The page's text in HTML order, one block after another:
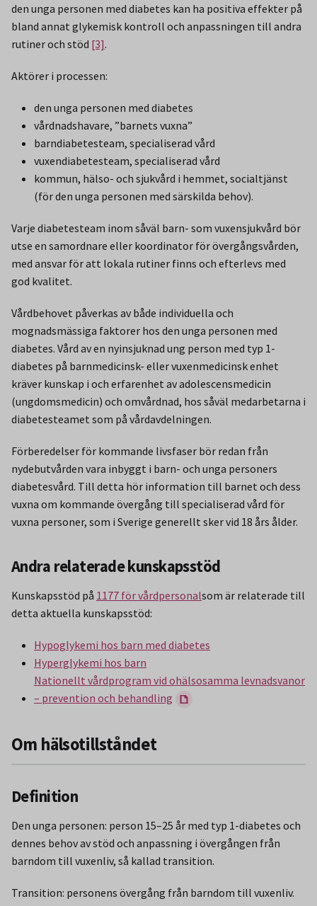
den unga personen med diabetes kan ha positiva effekter på
bland annat glykemisk kontroll och anpassningen till andra
rutiner och stöd [3].
Aktörer i processen:
den unga personen med diabetes
vårdnadshavare, ”barnets vuxna”
barndiabetesteam, specialiserad vård
vuxendiabetesteam, specialiserad vård
kommun, hälso- och sjukvård i hemmet, socialtjänst
(för den unga personen med särskilda behov).
Varje diabetesteam inom såväl barn- som vuxensjukvård bör
utse en samordnare eller koordinator för övergångsvården,
med ansvar för att lokala rutiner finns och efterlevs med
god kvalitet.
Vårdbehovet påverkas av både individuella och
mognadsmässiga faktorer hos den unga personen med
diabetes. Vård av en nyinsjuknad ung person med typ 1-
diabetes på barnmedicinsk- eller vuxenmedicinsk enhet
kräver kunskap i och erfarenhet av adolescensmedicin
(ungdomsmedicin) och omvårdnad, hos såväl medarbetarna i
diabetesteamet som på vårdavdelningen.
Förberedelser för kommande livsfaser bör redan från
nydebutvården vara inbyggt i barn- och unga personers
diabetesvård. Till detta hör information till barnet och dess
vuxna om kommande övergång till specialiserad vård för
vuxna personer, som i Sverige generellt sker vid 18 års ålder.
Andra relaterade kunskapsstöd
Kunskapsstöd på 1177 för vårdpersonalsom är relaterade till
detta aktuella kunskapsstöd:
Hypoglykemi hos barn med diabetes
Hyperglykemi hos barn
Nationellt vårdprogram vid ohälsosamma levnadsvanor
– prevention och behandling
Om hälsotillståndet
Definition
Den unga personen: person 15–25 år med typ 1-diabetes och
dennes behov av stöd och anpassning i övergången från
barndom till vuxenliv, så kallad transition.
Transition: personens övergång från barndom till vuxenliv.